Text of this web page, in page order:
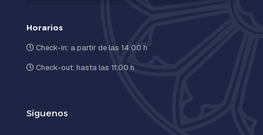
Horarios
Check-in: a partir de las 14:00 h
Check-out: hasta las 11:00 h
Síguenos